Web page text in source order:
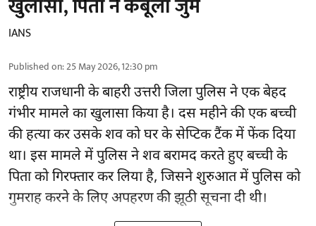
IANS
Published on:25 May 2026, 12:30 pm
राष्ट्रीय राजधानी के बाहरी उत्तरी जिला पुलिस ने एक बेहद
गंभीर मामले का खुलासा किया है। दस महीने की एक बच्ची
की हत्या कर उसके शव को घर के सेप्टिक टैंक में फेंक दिया
था। इस मामले में पुलिस ने शव बरामद करते हुए बच्ची के
पिता को गिरफ्तार कर लिया है, जिसने शुरुआत में पुलिस को
गुमराह करने के लिए अपहरण की झूठी सूचना दी थी।